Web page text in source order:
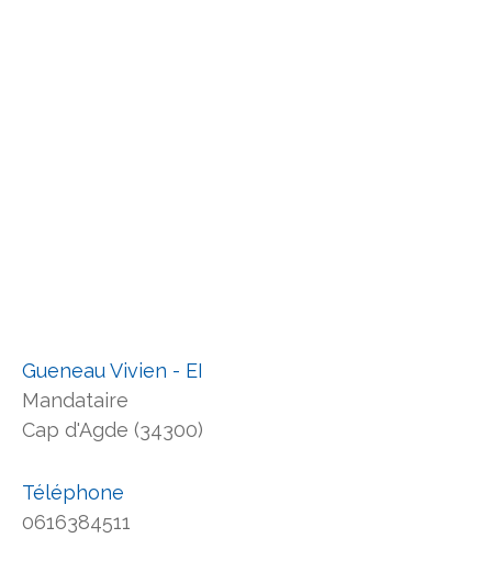
Gueneau Vivien - EI
Mandataire
Cap d'Agde (34300)
Téléphone
0616384511